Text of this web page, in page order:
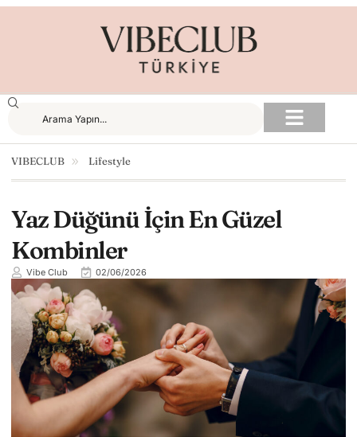
VIBECLUB Lifestyle
Yaz Düğünü İçin En Güzel
Kombinler
Vibe Club 02/06/2026